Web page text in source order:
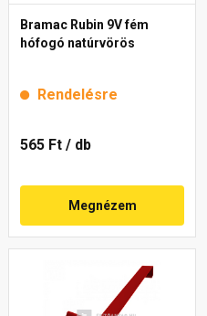
Bramac Rubin 9V fém
hófogó natúrvörös
Rendelésre
565 Ft / db
Megnézem